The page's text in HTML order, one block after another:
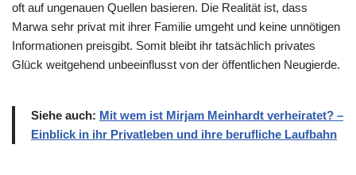
oft auf ungenauen Quellen basieren. Die Realität ist, dass
Marwa sehr privat mit ihrer Familie umgeht und keine unnötigen
Informationen preisgibt. Somit bleibt ihr tatsächlich privates
Glück weitgehend unbeeinflusst von der öffentlichen Neugierde.
Siehe auch: Mit wem ist Mirjam Meinhardt verheiratet? –
Einblick in ihr Privatleben und ihre berufliche Laufbahn